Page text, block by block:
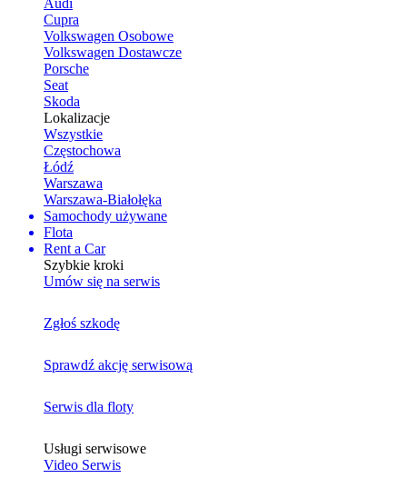
Audi
Cupra
Volkswagen Osobowe
Volkswagen Dostawcze
Porsche
Seat
Skoda
Lokalizacje
Wszystkie
Częstochowa
Łódź
Warszawa
Warszawa-Białołęka
Samochody używane
Flota
Rent a Car
Szybkie kroki
Umów się na serwis
Zgłoś szkodę
Sprawdź akcję serwisową
Serwis dla floty
Usługi serwisowe
Video Serwis